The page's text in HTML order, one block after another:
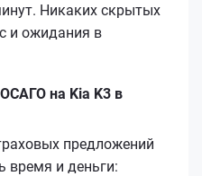
Никаких скрытых
и ожидания в
на Kia K3 в
предложений
время и деньги: